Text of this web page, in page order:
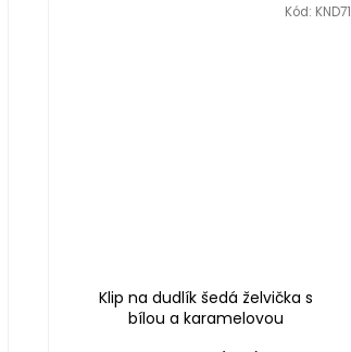
Klip na dudlík šedá želvička s
bílou a karamelovou
Kód: KND71